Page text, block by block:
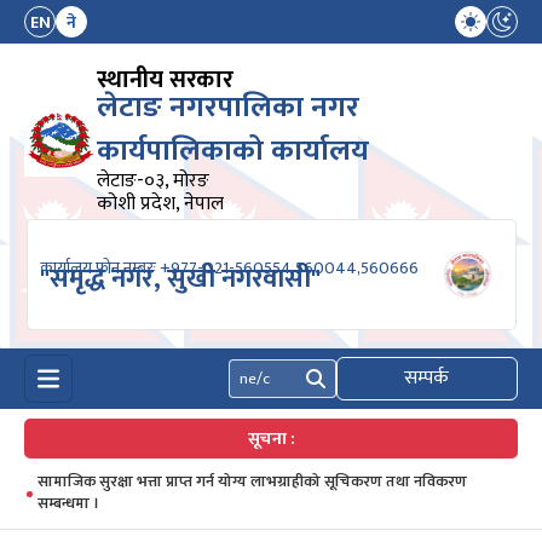
EN ने
स्थानीय सरकार
लेटाङ नगरपालिका नगर
कार्यपालिकाको कार्यालय
लेटाङ-०३, मोरङ
कोशी प्रदेश, नेपाल
कार्यालय फोन नम्बरः +977-021-560554,560044,560666
"समृद्ध नगर, सुखी नगरवासी"
खोज्नुहोस् सम्पर्क
सूचना :
सामाजिक सुरक्षा भत्ता प्राप्त गर्न योग्य लाभग्राहीको सूचिकरण तथा नविकरण
सम्बन्धमा ।